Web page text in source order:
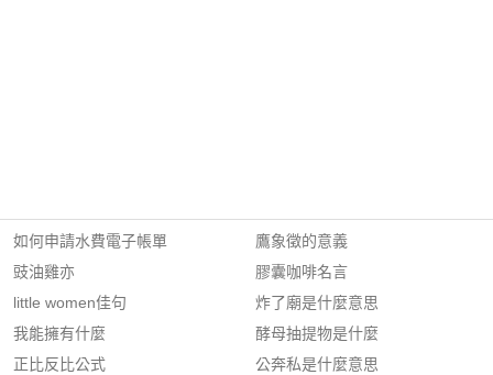
如何申請水費電子帳單
豉油雞亦
little women佳句
我能擁有什麼
正比反比公式
鷹象徵的意義
膠囊咖啡名言
炸了廟是什麼意思
酵母抽提物是什麼
公奔私是什麼意思